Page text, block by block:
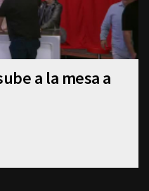
a la mesa a